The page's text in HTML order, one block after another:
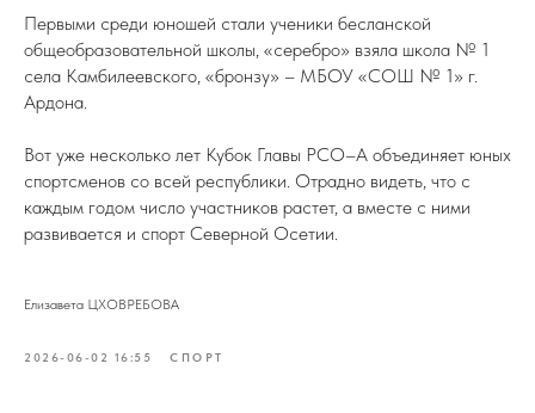
Первыми среди юношей стали ученики бесланской
общеобразовательной школы, «серебро» взяла школа № 1
села Камбилеевского, «бронзу» – МБОУ «СОШ № 1» г.
Ардона.
Вот уже несколько лет Кубок Главы РСО–А объединяет юных
спортсменов со всей республики. Отрадно видеть, что с
каждым годом число участников растет, а вместе с ними
развивается и спорт Северной Осетии.
Елизавета ЦХОВРЕБОВА
2026-06-02 16:55 СПОРТ